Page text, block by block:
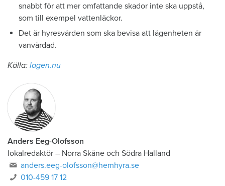
snabbt för att mer omfattande skador inte ska uppstå,
som till exempel vattenläckor.
Det är hyresvärden som ska bevisa att lägenheten är
vanvårdad.
Källa: lagen.nu
Anders Eeg-Olofsson
lokalredaktör – Norra Skåne och Södra Halland
anders.eeg-olofsson@hemhyra.se
010-459 17 12